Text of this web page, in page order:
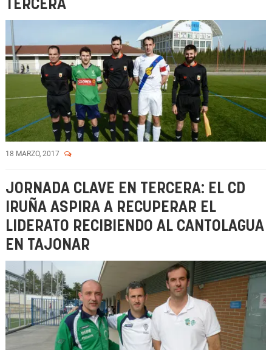
TERCERA
18 MARZO, 2017
JORNADA CLAVE EN TERCERA: EL CD
IRUÑA ASPIRA A RECUPERAR EL
LIDERATO RECIBIENDO AL CANTOLAGUA
EN TAJONAR